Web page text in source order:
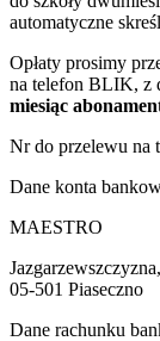
automatyczne
Opłaty prosimy
na telefon BLIK, z
miesiąc
Nr do przelewu na
Dane konta
MAESTRO
05-501 Piaseczno
Dane rachunku